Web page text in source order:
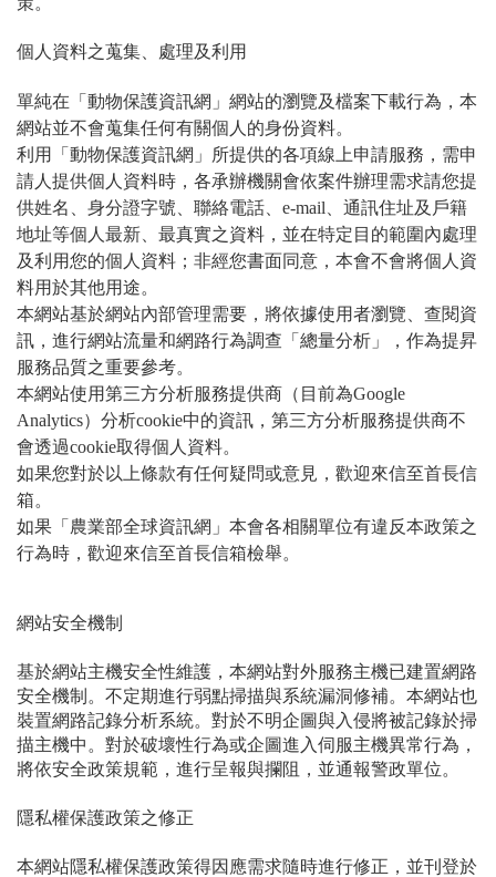
個人資料之蒐集、處理及利用
單純在「動物保護資訊網」網站的瀏覽及檔案下載行為，本
網站並不會蒐集任何有關個人的身份資料。
利用「動物保護資訊網」所提供的各項線上申請服務，需申
請人提供個人資料時，各承辦機關會依案件辦理需求請您提
供姓名、身分證字號、聯絡電話、e-mail、通訊住址及戶籍
地址等個人最新、最真實之資料，並在特定目的範圍內處理
及利用您的個人資料；非經您書面同意，本會不會將個人資
料用於其他用途。
本網站基於網站內部管理需要，將依據使用者瀏覽、查閱資
訊，進行網站流量和網路行為調查「總量分析」，作為提昇
服務品質之重要參考。
本網站使用第三方分析服務提供商（目前為Google
Analytics）分析cookie中的資訊，第三方分析服務提供商不
會透過cookie取得個人資料。
如果您對於以上條款有任何疑問或意見，歡迎來信至首長信
箱。
如果「農業部全球資訊網」本會各相關單位有違反本政策之
行為時，歡迎來信至首長信箱檢舉。
網站安全機制
基於網站主機安全性維護，本網站對外服務主機已建置網路
安全機制。不定期進行弱點掃描與系統漏洞修補。本網站也
裝置網路記錄分析系統。對於不明企圖與入侵將被記錄於掃
描主機中。對於破壞性行為或企圖進入伺服主機異常行為，
將依安全政策規範，進行呈報與攔阻，並通報警政單位。
隱私權保護政策之修正
本網站隱私權保護政策得因應需求隨時進行修正，並刊登於